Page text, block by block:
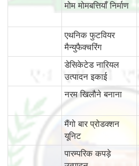
मोम मोमबत्तियाँ निर्माण
एथनिक फुटवियर
मैन्युफैक्चरिंग
डेसिकेटेड नारियल
उत्पादन इकाई
नरम खिलौने बनाना
मैंगो बार प्रोडक्शन
यूनिट
पारम्‍परिक कपड़े